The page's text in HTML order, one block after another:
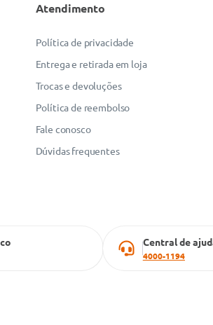
Atendimento
Política de privacidade
Entrega e retirada em loja
Trocas e devoluções
Política de reembolso
Fale conosco
Dúvidas frequentes
Central de
4000-1194